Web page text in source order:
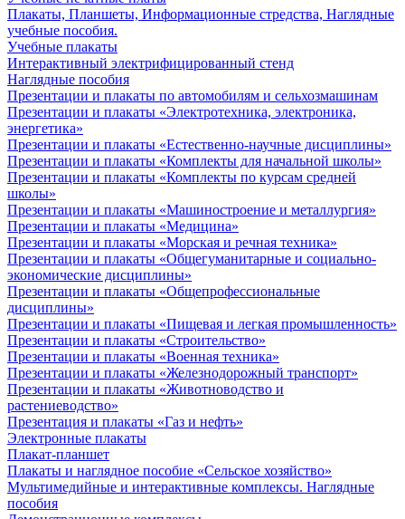
Плакаты, Планшеты, Информационные стредства, Наглядные
учебные пособия.
Учебные плакаты
Интерактивный электрифицированный стенд
Наглядные пособия
Презентации и плакаты по автомобилям и сельхозмашинам
Презентации и плакаты «Электротехника, электроника,
энергетика»
Презентации и плакаты «Естественно-научные дисциплины»
Презентации и плакаты «Комплекты для начальной школы»
Презентации и плакаты «Комплекты по курсам средней
школы»
Презентации и плакаты «Машиностроение и металлургия»
Презентации и плакаты «Медицина»
Презентации и плакаты «Морская и речная техника»
Презентации и плакаты «Общегуманитарные и социально-
экономические дисциплины»
Презентации и плакаты «Общепрофессиональные
дисциплины»
Презентации и плакаты «Пищевая и легкая промышленность»
Презентации и плакаты «Строительство»
Презентации и плакаты «Военная техника»
Презентации и плакаты «Железнодорожный транспорт»
Презентации и плакаты «Животноводство и
растениеводство»
Презентация и плакаты «Газ и нефть»
Электронные плакаты
Плакат-планшет
Плакаты и наглядное пособие «Сельское хозяйство»
Мультимедийные и интерактивные комплексы. Наглядные
пособия